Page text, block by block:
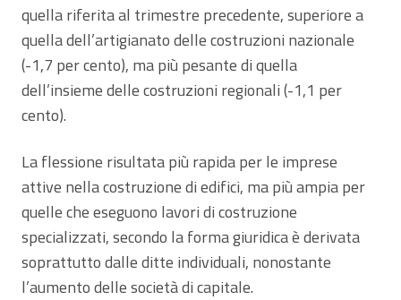
quella riferita al trimestre precedente, superiore a
quella dell’artigianato delle costruzioni nazionale
(-1,7 per cento), ma più pesante di quella
dell’insieme delle costruzioni regionali (-1,1 per
cento).
La flessione risultata più rapida per le imprese
attive nella costruzione di edifici, ma più ampia per
quelle che eseguono lavori di costruzione
specializzati, secondo la forma giuridica è derivata
soprattutto dalle ditte individuali, nonostante
l’aumento delle società di capitale.